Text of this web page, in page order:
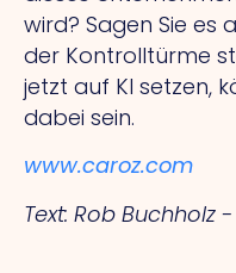
wird? Sagen Sie es
der Kontrolltürme
jetzt auf KI setzen,
dabei sein.
www.caroz.com
Text: Rob Buchholz